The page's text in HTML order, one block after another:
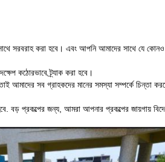
সরবরাহ করা হবে। এবং আপনি আমাদের সাথে যে
কঠোরভাবে ট্র্যাক করা হবে।
আমাদের সব গ্রাহকদের মানের সমস্যা সম্পর্কে চিন্তা
বড় প্রকল্পের জন্য, আমরা আপনার প্রকল্পের জায়গায়